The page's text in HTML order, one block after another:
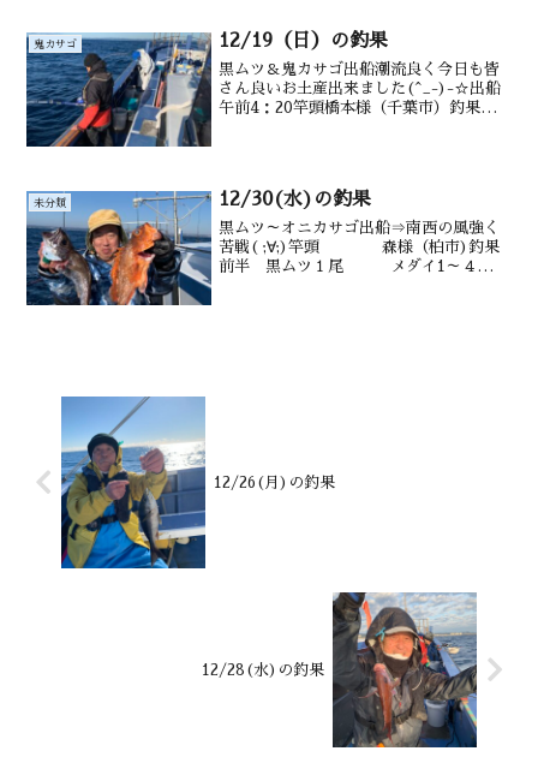
鬼カサゴ 12/19（日）の釣果
黒ムツ＆鬼カサゴ出船潮流良く今日も皆
さん良いお土産出来ました(^_-)-☆出船
午前4：20竿頭橋本様（千葉市）釣果黒
未分類 12/30(水)の釣果
黒ムツ～オニカサゴ出船⇒南西の風強く
苦戦( ;∀;)竿頭 森様（柏市)釣果
前半 黒ムツ１尾 メダイ1～４
12/26(月)の釣果
12/28(水)の釣果